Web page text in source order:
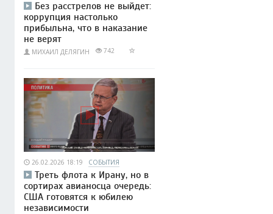
Без расстрелов не выйдет:
коррупция настолько
прибыльна, что в наказание
не верят
МИХАИЛ ДЕЛЯГИН 742
26.02.2026 18:19 СОБЫТИЯ
Треть флота к Ирану, но в
сортирах авианосца очередь:
США готовятся к юбилею
независимости